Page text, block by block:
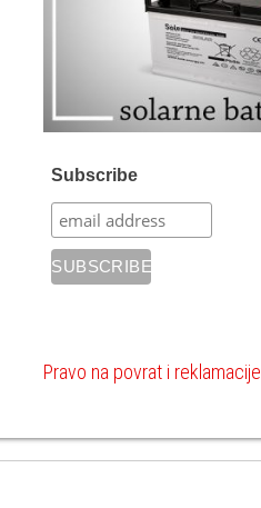
Subscribe
Pravo na povrat i reklamacije